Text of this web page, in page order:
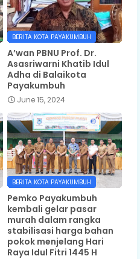
BERITA KOTA PAYAKUMBUH
A’wan PBNU Prof. Dr.
Asasriwarni Khatib Idul
Adha di Balaikota
Payakumbuh
June 15, 2024
BERITA KOTA PAYAKUMBUH
Pemko Payakumbuh
kembali gelar pasar
murah dalam rangka
stabilisasi harga bahan
pokok menjelang Hari
Raya Idul Fitri 1445 H